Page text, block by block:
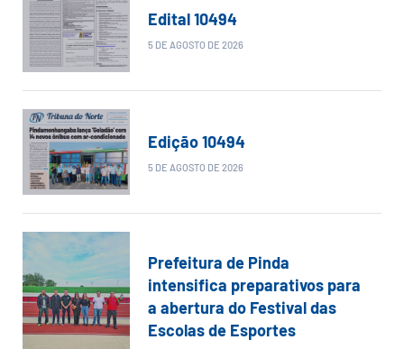
Edital 10494
5 DE AGOSTO DE 2026
Edição 10494
5 DE AGOSTO DE 2026
Prefeitura de Pinda
intensifica preparativos para
a abertura do Festival das
Escolas de Esportes